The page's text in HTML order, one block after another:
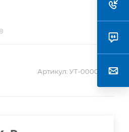
Артикул: УТ-00005297